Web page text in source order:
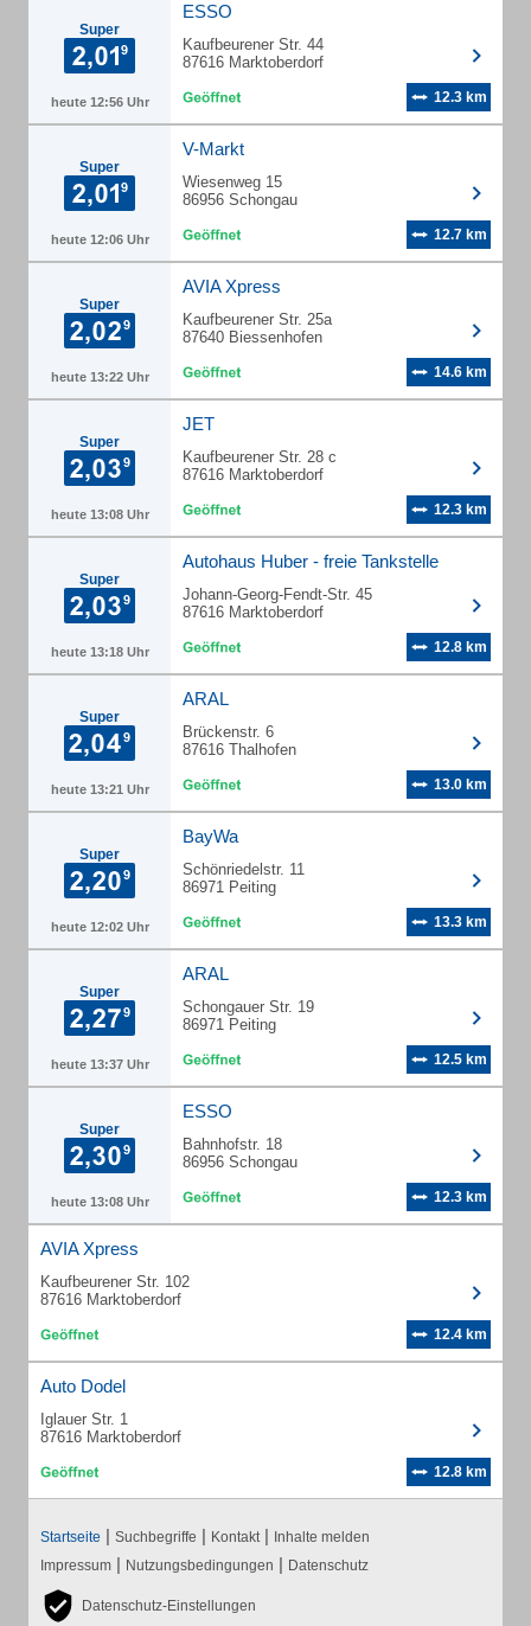
Super
heute 12:56 Uhr
ESSO
Kaufbeurener Str. 44
87616 Marktoberdorf
12.3 km
Super
heute 12:06 Uhr
V-Markt
Wiesenweg 15
86956 Schongau
12.7 km
Super
heute 13:22 Uhr
AVIA Xpress
Kaufbeurener Str. 25a
87640 Biessenhofen
14.6 km
Super
heute 13:08 Uhr
JET
Kaufbeurener Str. 28 c
87616 Marktoberdorf
12.3 km
Super
heute 13:18 Uhr
Autohaus Huber - freie Tankstelle
Johann-Georg-Fendt-Str. 45
87616 Marktoberdorf
12.8 km
Super
heute 13:21 Uhr
ARAL
Brückenstr. 6
87616 Thalhofen
13.0 km
Super
heute 12:02 Uhr
BayWa
Schönriedelstr. 11
86971 Peiting
13.3 km
Super
heute 13:37 Uhr
ARAL
Schongauer Str. 19
86971 Peiting
12.5 km
Super
heute 13:08 Uhr
ESSO
Bahnhofstr. 18
86956 Schongau
12.3 km
AVIA Xpress
Kaufbeurener Str. 102
87616 Marktoberdorf
12.4 km
Auto Dodel
Iglauer Str. 1
87616 Marktoberdorf
12.8 km
Startseite | Suchbegriffe | Kontakt | Inhalte melden
Impressum | Nutzungsbedingungen | Datenschutz
Datenschutz-Einstellungen